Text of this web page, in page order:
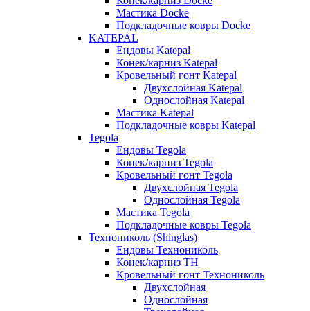
Мастика Docke
Подкладочные ковры Docke
KATEPAL
Ендовы Katepal
Конек/карниз Katepal
Кровельный гонт Katepal
Двухслойная Katepal
Однослойная Katepal
Мастика Katepal
Подкладочные ковры Katepal
Tegola
Ендовы Tegola
Конек/карниз Tegola
Кровельный гонт Tegola
Двухслойная Tegola
Однослойная Tegola
Мастика Tegola
Подкладочные ковры Tegola
Технониколь (Shinglas)
Ендовы Технониколь
Конек/карниз ТН
Кровельный гонт Технониколь
Двухслойная
Однослойная